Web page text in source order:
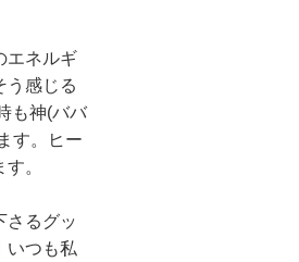
エネルギ
う感じる
も神(ババ
す。ヒー
。
さるグッ
いつも私